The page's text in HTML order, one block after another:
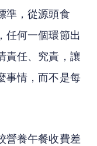
準，從源頭食
任何一個環節出
責任、究責，讓
事情，而不是每
營養午餐收費差